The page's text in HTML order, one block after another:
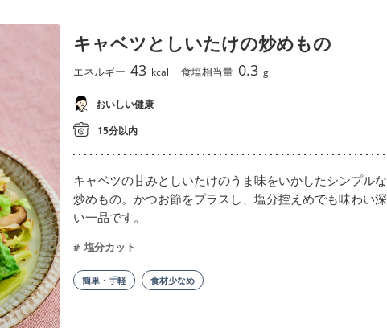
キャベツとしいたけの炒めもの
エネルギー 43 kcal 食塩相当量 0.3 g
おいしい健康
15分以内
キャベツの甘みとしいたけのうま味をいかしたシンプルな
炒めもの。かつお節をプラスし、塩分控えめでも味わい深
い一品です。
塩分カット
簡単・手軽 食材少なめ